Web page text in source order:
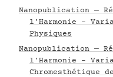
Nanopublication —
l'Harmonie -
Physiques
Nanopublication —
l'Harmonie -